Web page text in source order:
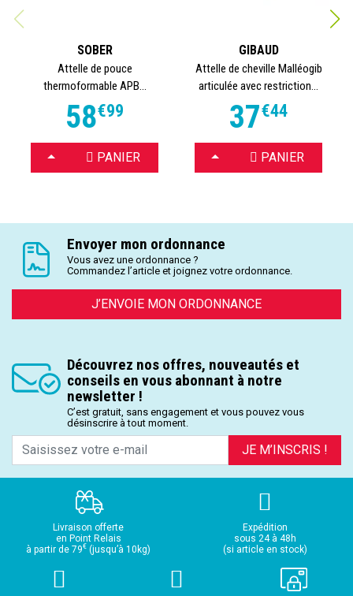
SOBER
Attelle de pouce
thermoformable APB...
58€99
CHOISIR PANIER
GIBAUD
Attelle de cheville Malléogib
articulée avec restriction...
37€44
CHOISIR PANIER
Envoyer mon ordonnance
Vous avez une ordonnance ?
Commandez l’article et joignez votre ordonnance.
J’ENVOIE MON ORDONNANCE
Découvrez nos offres, nouveautés et
conseils en vous abonnant à notre
newsletter !
C’est gratuit, sans engagement et vous pouvez vous
désinscrire à tout moment.
JE M’INSCRIS !
Livraison offerte
en Point Relais
à partir de 79€ (jusqu’à 10kg)
Expédition
sous 24 à 48h
(si article en stock)